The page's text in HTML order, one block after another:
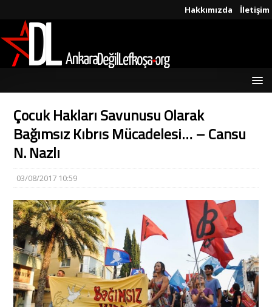
Hakkımızda İletişim
Çocuk Hakları Savunusu Olarak
Bağımsız Kıbrıs Mücadelesi… – Cansu
N. Nazlı
03/08/2017 10:59